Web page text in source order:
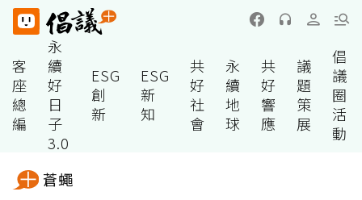
客
座
總
編
永
續
好
日
子
3.0
ESG
創
新
ESG
新
知
共
好
社
會
永
續
地
球
共
好
響
應
議
題
策
展
倡
議
圈
活
動
蒼蠅